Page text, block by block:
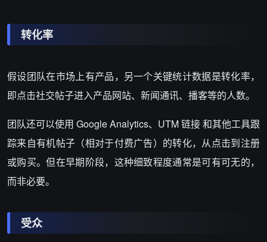
转化率
假设团队在市场上有产品，另一个关键统计数据是转化率，
即点击社交帖子进入产品网站、新闻通讯、播客等的人数。
团队还可以使用 Google Analytics、UTM 链接 和其他工具跟
踪来自有机帖子（相对于付费广告）的转化，从点击到注册
或购买。但在早期阶段，这种细致程度通常是可有可无的，
而非必要。
受众